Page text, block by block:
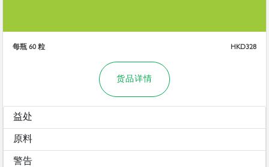
每瓶 60 粒 HKD328
货品详情
益处
原料
警告